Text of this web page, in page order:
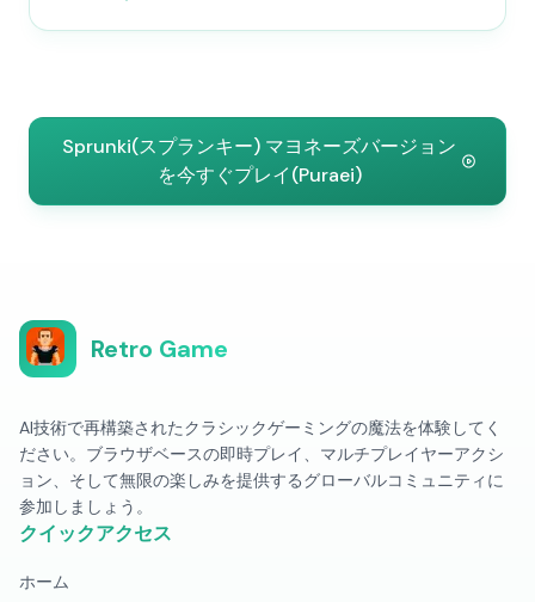
Sprunki(スプランキー) マヨネーズバージョン
を今すぐプレイ(Puraei)
Retro Game
AI技術で再構築されたクラシックゲーミングの魔法を体験してく
ださい。ブラウザベースの即時プレイ、マルチプレイヤーアクシ
ョン、そして無限の楽しみを提供するグローバルコミュニティに
参加しましょう。
クイックアクセス
ホーム